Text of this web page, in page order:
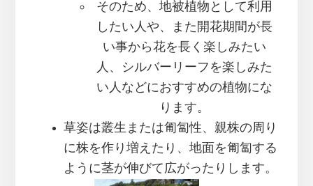
そのため、地被植物として利用
したい人や、また開花期間が長
い事から花を長く楽しみたい
人、シルバーリーフを楽しみた
い人などにおすすめの植物にな
ります。
草姿は叢生または匍匐性、親株の周り
に株を作り増えたり、地面を匍匐する
ように茎が伸びて広がったりします。